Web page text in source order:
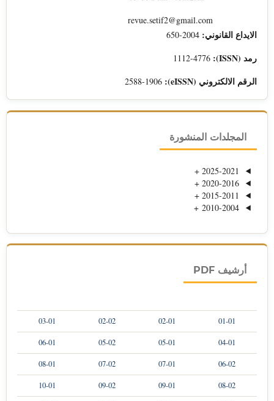
الايداع القانوني:
رمد (ISSN):
الرقم الالكتروني (eISSN):
المجلدات المنشورة
+
2020-2016
+
+
2010-2004
+
أرشيف PDF
01-01
02-01
02-02
03-01
04-01
05-01
05-02
06-01
06-02
07-01
07-02
08-01
08-02
09-01
09-02
10-01